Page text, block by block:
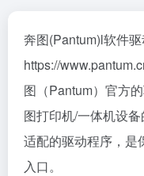
奔图(Pantum)l软件
https://
图（Pantum）官方
图打印机/一体机设
适配的驱动程序，是
入口。